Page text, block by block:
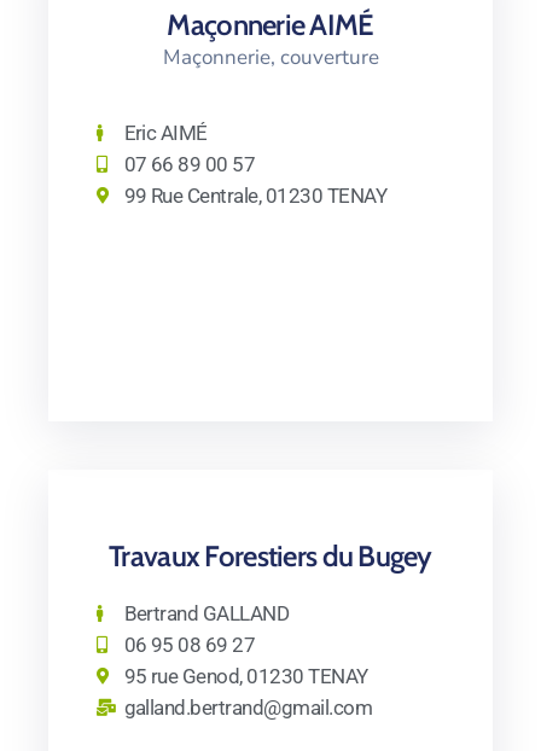
Maçonnerie AIMÉ
Maçonnerie, couverture
Eric AIMÉ
07 66 89 00 57
99 Rue Centrale, 01230 TENAY
Travaux Forestiers du Bugey
Bertrand GALLAND
06 95 08 69 27
95 rue Genod, 01230 TENAY
galland.bertrand@gmail.com